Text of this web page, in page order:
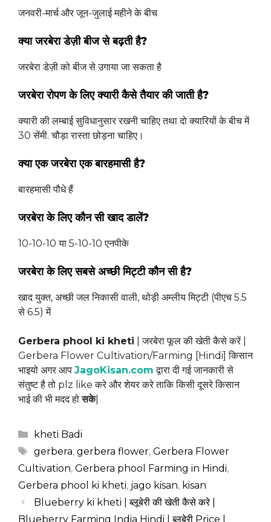
जनवरी-मार्च और जून-जुलाई महीने के बीच
क्या जरबेरा डेज़ी बीज से बढ़ती है?
जरबेरा डेज़ी को बीज से उगाया जा सकता है
जरबेरा रोपण के लिए क्यारी कैसे तैयार की जाती है?
क्यारी की लम्बाई सुविधानुसार रखनी चाहिए तथा दो क्यारियों के बीच में
30 सेंमी. चौड़ा रास्ता छोड़ना चाहिए।
क्या एक जरबेरा एक बारहमासी है?
बारहमासी पौधे हैं
जरबेरा के लिए कौन सी खाद डालें?
10-10-10 या 5-10-10 एनपीके
जरबेरा के लिए सबसे अच्छी मिट्टी कौन सी है?
खाद युक्त, अच्छी जल निकासी वाली, थोड़ी अम्लीय मिट्टी (पीएच 5.5
से 6.5) में
Gerbera phool ki kheti | जरबेरा फूल की खेती कैसे करें |
Gerbera Flower Cultivation/Farming [Hindi] किसान
भाइयो अगर आप JagoKisan.com द्वारा दी गई जानकारी से
संतुष्ट है तो plz like करे और शेयर करे ताकि किसी दूसरे किसान
भाई की भी मदद होसके|
Categories
kheti Badi
Tags
gerbera, gerbera flower, Gerbera Flower
Cultivation, Gerbera phool Farming in Hindi,
Gerbera phool ki kheti, jago kisan, kisan
Blueberry ki kheti | ब्लूबेरी की खेती कैसे करे |
Blueberry Farming India Hindi | ब्लूबेरी Price |